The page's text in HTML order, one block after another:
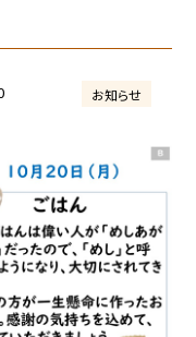
お知らせ